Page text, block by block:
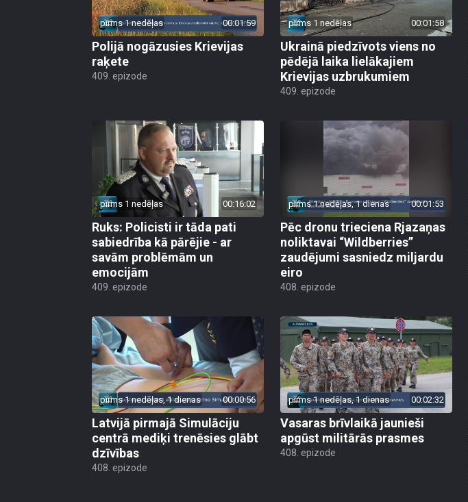
pirms 1 nedēļas 00:01:59
Polijā nogāzusies Krievijas
raķete
409. epizode
pirms 1 nedēļas 00:01:58
Ukrainā piedzīvots viens no
pēdējā laika lielākajiem
Krievijas uzbrukumiem
409. epizode
pirms 1 nedēļas 00:16:02
Ruks: Policisti ir tāda pati
sabiedrība kā pārējie - ar
savām problēmām un
emocijām
409. epizode
pirms 1 nedēļas, 1 dienas 00:01:53
Pēc dronu trieciena Rjazaņas
noliktavai “Wildberries”
zaudējumi sasniedz miljardu
eiro
408. epizode
pirms 1 nedēļas, 1 dienas 00:00:56
Latvijā pirmajā Simulāciju
centrā mediķi trenēsies glābt
dzīvības
408. epizode
pirms 1 nedēļas, 1 dienas 00:02:32
Vasaras brīvlaikā jaunieši
apgūst militārās prasmes
408. epizode